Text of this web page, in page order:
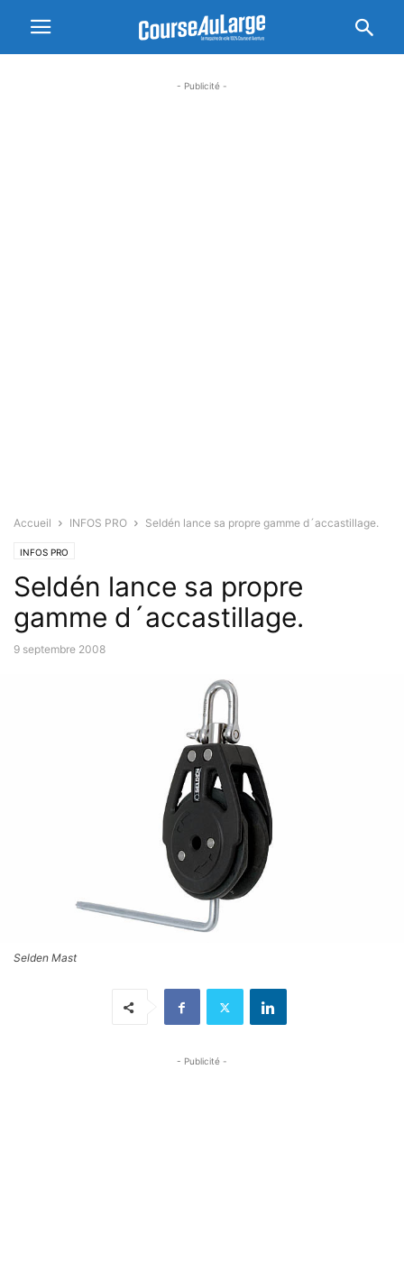
- Publicité -
Accueil INFOS PRO Seldén lance sa propre gamme d´accastillage.
INFOS PRO
Seldén lance sa propre
gamme d´accastillage.
9 septembre 2008
Selden Mast
- Publicité -